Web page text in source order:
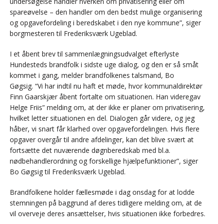
spareøvelse – den handler om den bedst mulige organisering
og opgavefordeling i beredskabet i den nye kommune”, siger
borgmesteren til Frederiksværk Ugeblad.
I et åbent brev til sammenlægningsudvalget efterlyste
Hundesteds brandfolk i sidste uge dialog, og den er så småt
kommet i gang, melder brandfolkenes talsmand, Bo
Gøgsig. “Vi har indtil nu haft et møde, hvor kommunaldirektør
Finn Gaarskjær åbent fortalte om situationen. Han videregav
Helge Friis” melding om, at der ikke er planer om privatisering,
hvilket letter situationen en del. Dialogen går videre, og jeg
håber, vi snart får klarhed over opgavefordelingen. Hvis flere
opgaver overgår til andre afdelinger, kan det blive svært at
fortsætte det nuværende døgnberedskab med bl.a.
nødbehandlerordning og forskellige hjælpefunktioner”, siger
Bo Gøgsig til Frederiksværk Ugeblad.
Brandfolkene holder fællesmøde i dag onsdag for at lodde
stemningen på baggrund af deres tidligere melding om, at de
vil overveje deres ansættelser, hvis situationen ikke forbedres.